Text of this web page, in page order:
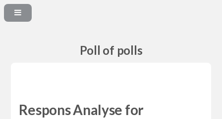
Poll of polls
Respons Analyse for